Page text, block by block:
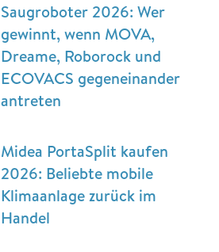
Saugroboter 2026: Wer
gewinnt, wenn MOVA,
Dreame, Roborock und
ECOVACS gegeneinander
antreten
Midea PortaSplit kaufen
2026: Beliebte mobile
Klimaanlage zurück im
Handel